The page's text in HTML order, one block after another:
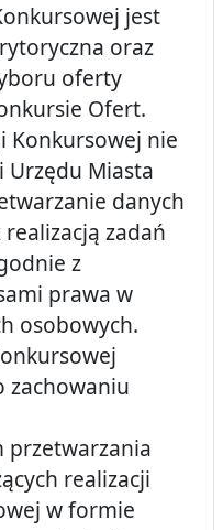
jest
oraz
oferty
Ofert.
Konkursowej nie
Miasta
danych
zadań
z
prawa w
osobowych.
zachowaniu
przetwarzania
realizacji
w formie